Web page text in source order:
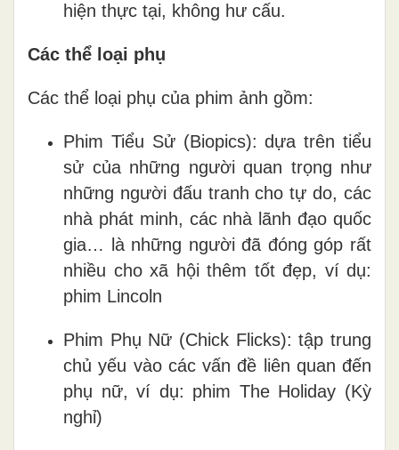
hiện thực tại, không hư cấu.
Các thể loại phụ
Các thể loại phụ của phim ảnh gồm:
Phim Tiểu Sử (Biopics): dựa trên tiểu
sử của những người quan trọng như
những người đấu tranh cho tự do, các
nhà phát minh, các nhà lãnh đạo quốc
gia… là những người đã đóng góp rất
nhiều cho xã hội thêm tốt đẹp, ví dụ:
phim Lincoln
Phim Phụ Nữ (Chick Flicks): tập trung
chủ yếu vào các vấn đề liên quan đến
phụ nữ, ví dụ: phim The Holiday (Kỳ
nghỉ)